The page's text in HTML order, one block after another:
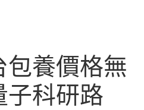
包養價格無
子科研路